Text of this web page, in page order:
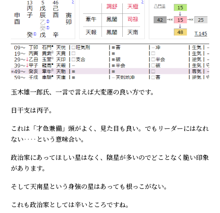
玉木雄一郎氏、一言で言えば大変運の良い方です。
日干支は丙子。
これは「才色兼備」頭がよく、見た目も良い。でもリーダーにはなれ
ない‥‥という意味合い。
政治家にあってほしい星はなく、陰星が多いのでどことなく脆い印象
があります。
そして天南星という身強の星はあっても根っこがない。
これも政治家としては辛いところですね。